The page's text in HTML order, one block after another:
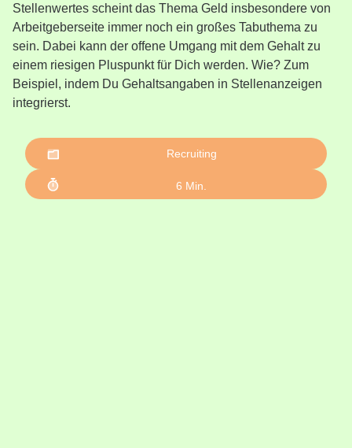
Stellenwertes scheint das Thema Geld insbesondere von
Arbeitgeberseite immer noch ein großes Tabuthema zu
sein. Dabei kann der offene Umgang mit dem Gehalt zu
einem riesigen Pluspunkt für Dich werden. Wie? Zum
Beispiel, indem Du Gehaltsangaben in Stellenanzeigen
integrierst.
Recruiting
6 Min.